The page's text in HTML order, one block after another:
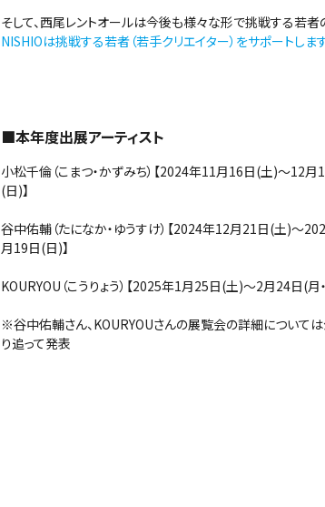
そして、西尾レントオールは今後も様々な形で挑戦する若者
NISHIOは挑戦する若者（若手クリエイター）をサポートしま
■本年度出展アーティスト
小松千倫（こまつ・かずみち）【2024年11月16日(土)～12月
(日)】
谷中佑輔（たになか・ゆうすけ）【2024年12月21日(土)～
月19日(日)】
KOURYOU（こうりょう）【2025年1月25日(土)～2月24日(月
※谷中佑輔さん、KOURYOUさんの展覧会の詳細について
り追って発表